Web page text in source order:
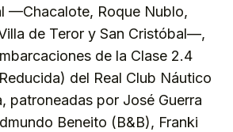
—Chacalote, Roque Nublo,
de Teror y San Cristóbal—,
de la Clase 2.4
del Real Club Náutico
patroneadas por José Guerra
Beneito (B&B), Franki